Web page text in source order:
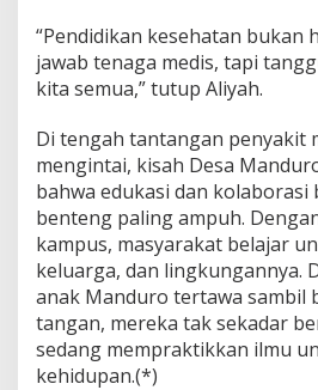
“Pendidikan kesehatan bukan
jawab tenaga medis, tapi
kita semua,” tutup Aliyah.
Di tengah tantangan penyakit
mengintai, kisah Desa
bahwa edukasi dan kolaborasi
benteng paling ampuh.
kampus, masyarakat belajar
keluarga, dan lingkungannya.
anak Manduro tertawa sambil
tangan, mereka tak sekadar
sedang mempraktikkan ilmu
kehidupan.(*)